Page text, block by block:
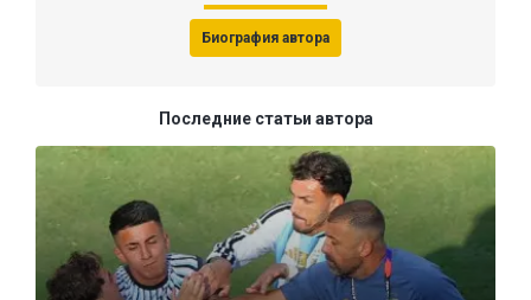
Биография автора
Последние статьи автора